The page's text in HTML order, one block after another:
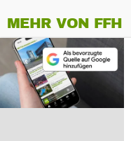
MEHR VON FFH